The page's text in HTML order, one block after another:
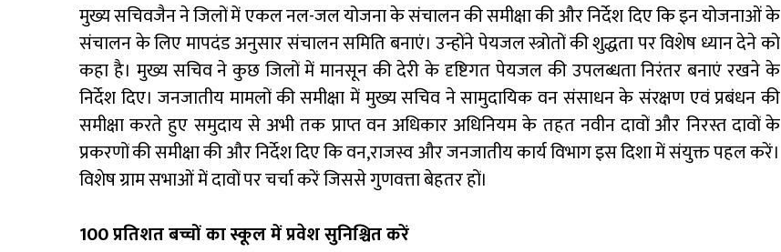
मुख्य सचिवजैन ने जिलों में एकल नल-जल योजना के संचालन की समीक्षा की और निर्देश दिए कि इन योजनाओं के
संचालन के लिए मापदंड अनुसार संचालन समिति बनाएं। उन्होंने पेयजल स्त्रोतों की शुद्धता पर विशेष ध्यान देने को
कहा है। मुख्य सचिव ने कुछ जिलों में मानसून की देरी के दृष्टिगत पेयजल की उपलब्धता निरंतर बनाएं रखने के
निर्देश दिए। जनजातीय मामलों की समीक्षा में मुख्य सचिव ने सामुदायिक वन संसाधन के संरक्षण एवं प्रबंधन की
समीक्षा करते हुए समुदाय से अभी तक प्राप्त वन अधिकार अधिनियम के तहत नवीन दावों और निरस्त दावों के
प्रकरणों की समीक्षा की और निर्देश दिए कि वन,राजस्व और जनजातीय कार्य विभाग इस दिशा में संयुक्त पहल करें।
विशेष ग्राम सभाओं में दावों पर चर्चा करें जिससे गुणवत्ता बेहतर हों।
100 प्रतिशत बच्चों का स्कूल में प्रवेश सुनिश्चित करें